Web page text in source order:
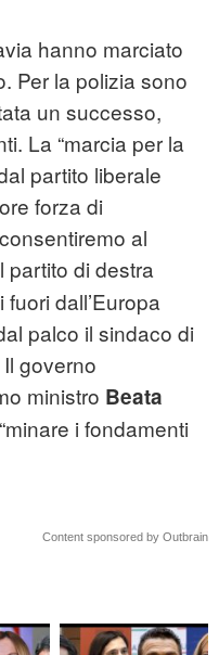
hanno marciato
Per la polizia sono
un successo,
La “marcia per la
partito liberale
forza di
al
partito di destra
dall’Europa
palco il sindaco di
governo
ministro Beata
i fondamenti
Content sponsored by Outbrain